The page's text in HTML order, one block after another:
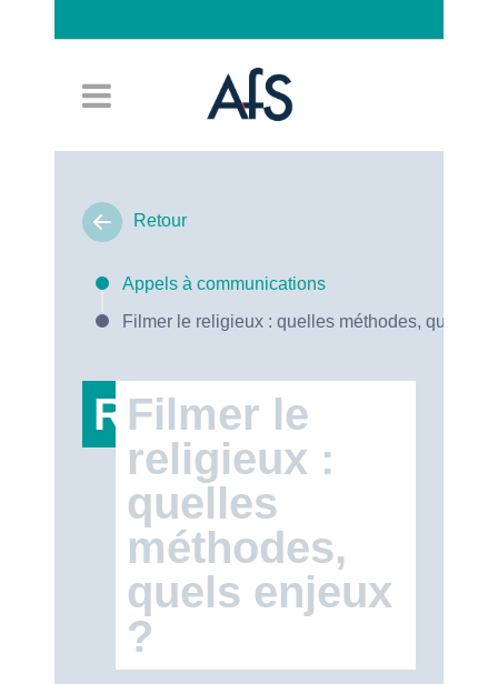
Retour
Appels à communications
Filmer le religieux : quelles méthodes, quels
RT47
Filmer le
religieux :
quelles
méthodes,
quels enjeux
?